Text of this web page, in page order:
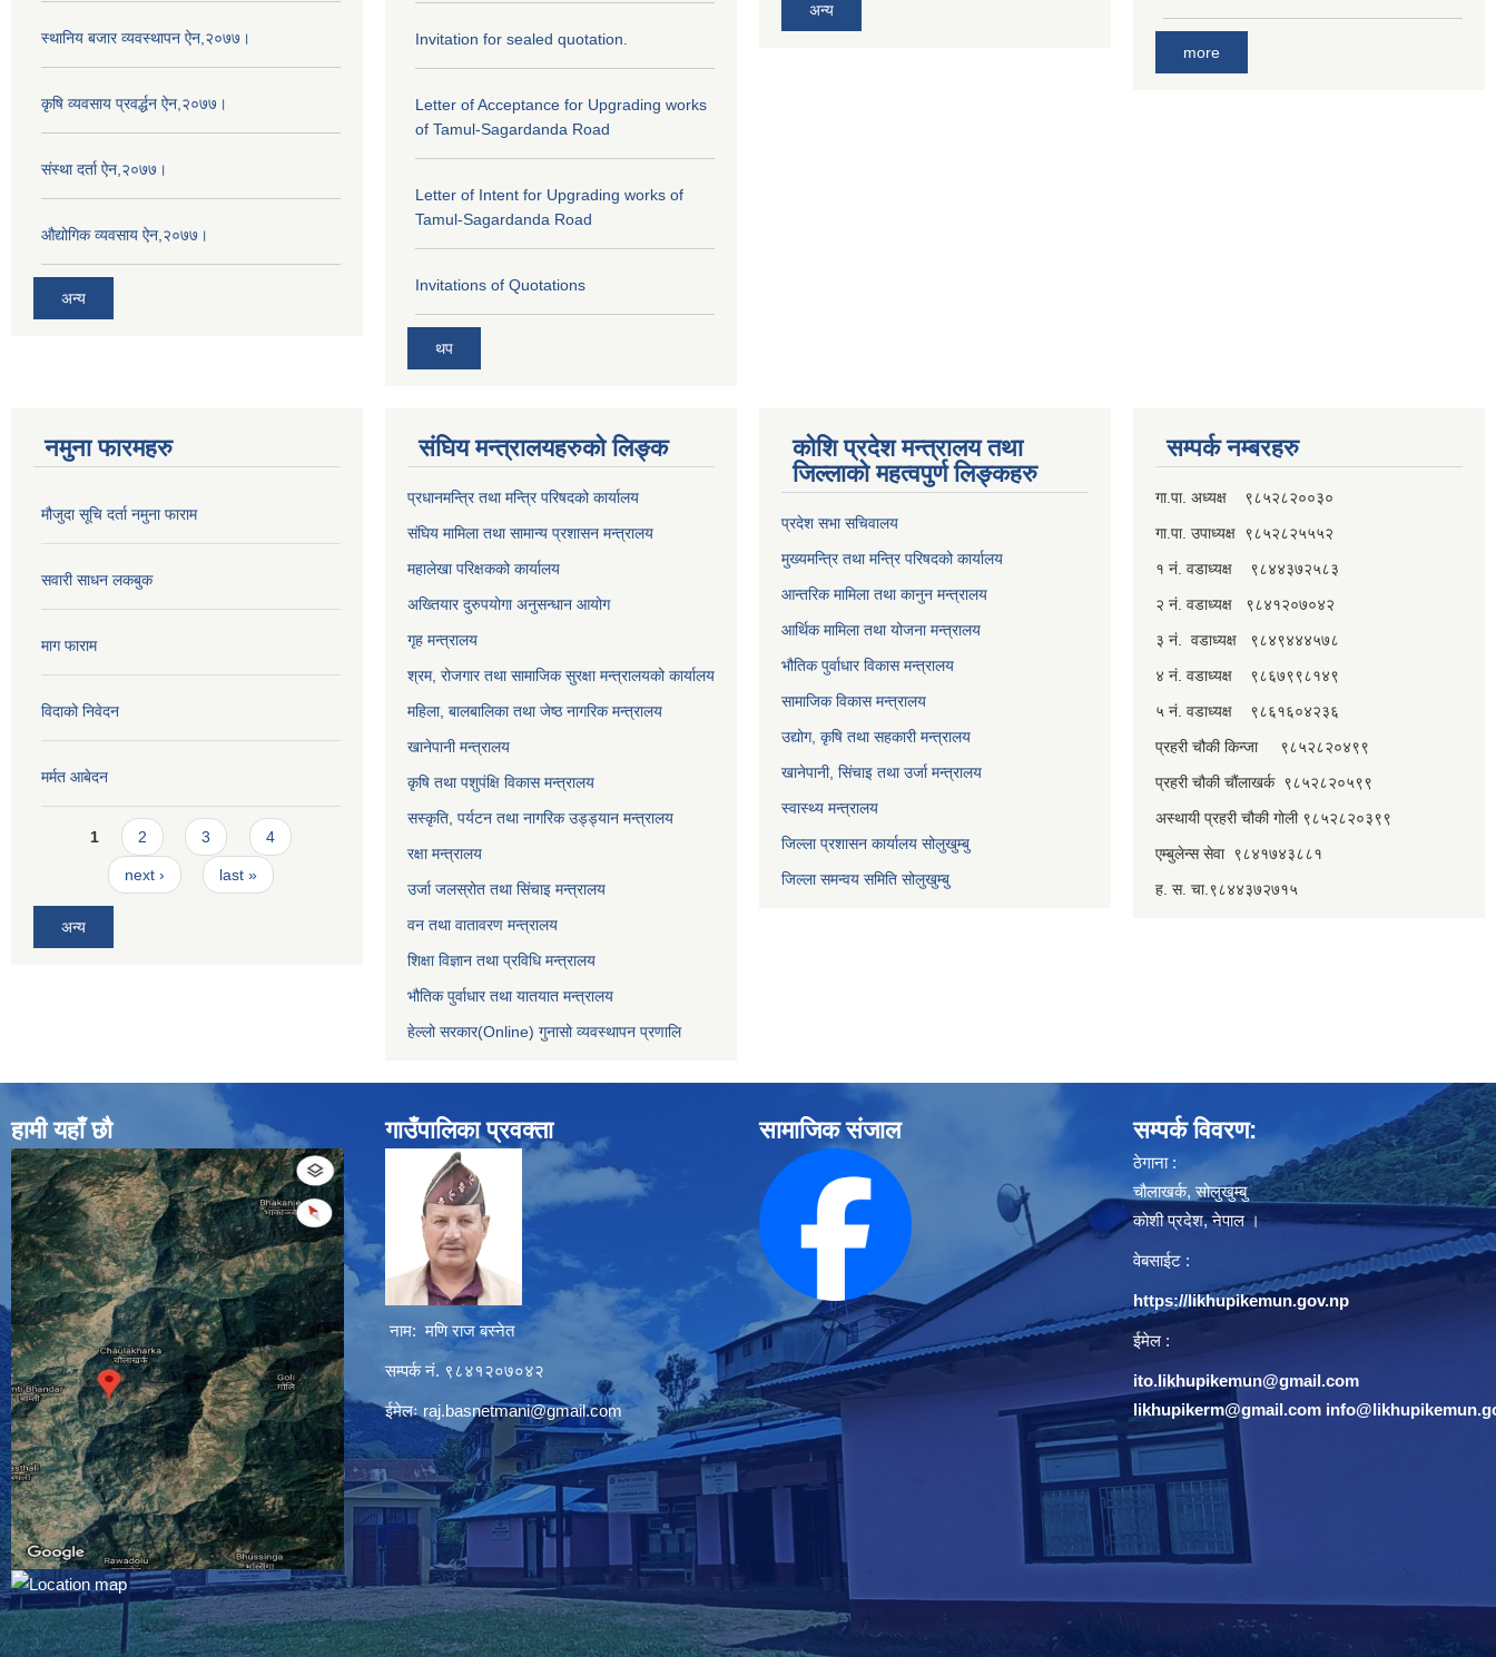
स्थानिय बजार व्यवस्थापन ऐन,२०७७।
कृषि व्यवसाय प्रवर्द्धन ऐन,२०७७।
संस्था दर्ता ऐन,२०७७।
औद्योगिक व्यवसाय ऐन,२०७७।
अन्य
Invitation for sealed quotation.
Letter of Acceptance for Upgrading works
of Tamul-Sagardanda Road
Letter of Intent for Upgrading works of
Tamul-Sagardanda Road
Invitations of Quotations
थप
अन्य
more
नमुना फारमहरु
मौजुदा सूचि दर्ता नमुना फाराम
सवारी साधन लकबुक
माग फाराम
विदाको निवेदन
मर्मत आबेदन
Pages
1 2 3 4
next › last »
अन्य
संघिय मन्त्रालयहरुको लिङ्‍क
प्रधानमन्त्रि तथा मन्त्रि परिषदको कार्यालय
संघिय मामिला तथा सामान्य प्रशासन मन्त्रालय
महालेखा परिक्षकको कार्यालय
अख्तियार दुरुपयोगा अनुसन्धान आयोग
गृह मन्त्रालय
श्रम, रोजगार तथा सामाजिक सुरक्षा मन्त्रालयको कार्यालय
महिला, बालबालिका तथा जेष्ठ नागरिक मन्त्रालय
खानेपानी मन्त्रालय
कृषि तथा पशुपंक्षि विकास मन्त्रालय
सस्कृति, पर्यटन तथा नागरिक उड्ड्यान मन्त्रालय
रक्षा मन्त्रालय
उर्जा जलस्रोत तथा सिंचाइ मन्‍त्रालय
वन तथा वातावरण मन्त्रालय
शिक्षा विज्ञान तथा प्रविधि मन्त्रालय
भौतिक पुर्वाधार तथा यातयात मन्त्रालय
हेल्लो सरकार(Online) गुनासो व्यवस्थापन प्रणालि
कोशि प्रदेश मन्त्रालय तथा
जिल्लाको महत्वपुर्ण लिङ्कहरु
प्रदेश सभा सचिवालय
मुख्यमन्त्रि तथा मन्त्रि परिषदको कार्यालय
आन्तरिक मामिला तथा कानुन मन्त्रालय
आर्थिक मामिला तथा योजना मन्त्रालय
भौतिक पुर्वाधार विकास मन्त्रालय
सामाजिक विकास मन्त्रालय
उद्योग, कृषि तथा सहकारी मन्त्रालय
खानेपानी, सिंचाइ तथा उर्जा मन्त्रालय
स्वास्थ्य मन्त्रालय
जिल्ला प्रशासन कार्यालय सोलुखुम्बु
जिल्ला समन्वय समिति सोलुखुम्बु
सम्पर्क नम्बरहरु
गा.पा. अध्यक्ष ९८५२८२००३०
गा.पा. उपाध्यक्ष ९८५२८२५५५२
१ नं. वडाध्यक्ष ९८४४३७२५८३
२ नं. वडाध्यक्ष ९८४१२०७०४२
३ नं. वडाध्यक्ष ९८४९४४४५७८
४ नं. वडाध्यक्ष ९८६७९९८१४९
५ नं. वडाध्यक्ष ९८६१६०४२३६
प्रहरी चौकी किन्जा ९८५२८२०४९९
प्रहरी चौकी चौंलाखर्क ९८५२८२०५९९
अस्थायी प्रहरी चौकी गोली ९८५२८२०३९९
एम्बुलेन्स सेवा ९८४१७४३८८१
ह. स. चा.९८४४३७२७१५
हामी यहाँ छौ गाउँपालिका प्रवक्ता
नाम: मणि राज बस्नेत
सम्पर्क नं. ९८४१२०७०४२
ईमेलः raj.basnetmani@gmail.com
सामाजिक संजाल सम्पर्क विवरण:
ठेगाना :
चौलाखर्क, सोलुखुम्बु
काेशी प्रदेश, नेपाल ।
वेबसाईट :
https://likhupikemun.gov.np
ईमेल :
ito.likhupikemun@gmail.com
likhupikerm@gmail.com/